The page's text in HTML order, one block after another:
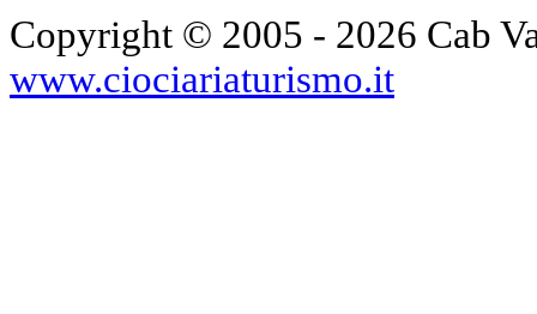
Copyright © 2005 - 2026 Cab
www.ciociariaturismo.it